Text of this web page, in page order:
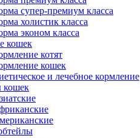
супер-премиум класса
холистик класса
эконом класса
кошек
котят
кошек
и лечебное кормление
кошек